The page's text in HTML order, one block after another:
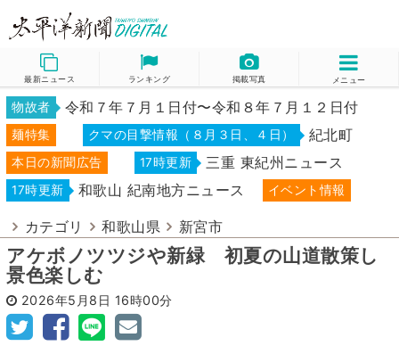
最新ニュース ランキング 掲載写真 メニュー
物故者 令和７年７月１日付〜令和８年７月１２日付
麺特集 クマの目撃情報（８月３日、４日） 紀北町
本日の新聞広告 17時更新 三重 東紀州ニュース
17時更新 和歌山 紀南地方ニュース イベント情報
カテゴリ 和歌山県 新宮市
アケボノツツジや新緑 初夏の山道散策し
景色楽しむ
2026年5月8日 16時00分